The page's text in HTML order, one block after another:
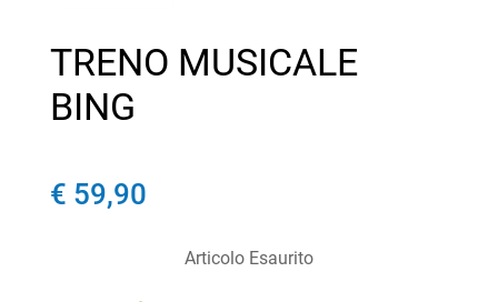
TRENO MUSICALE
BING
€ 59,90
Articolo Esaurito